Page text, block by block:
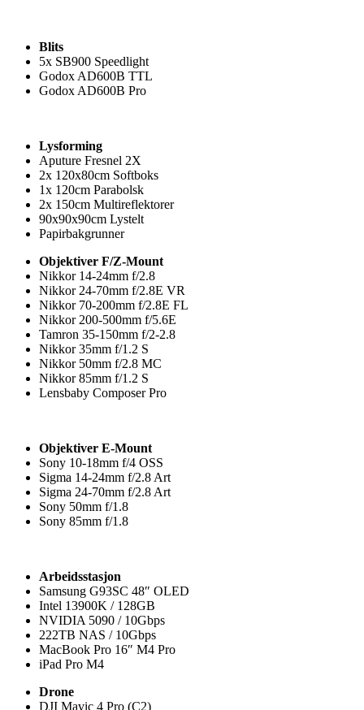
Blits
5x SB900 Speedlight
Godox AD600B TTL
Godox AD600B Pro
Lysforming
Aputure Fresnel 2X
2x 120x80cm Softboks
1x 120cm Parabolsk
2x 150cm Multireflektorer
90x90x90cm Lystelt
Papirbakgrunner
Objektiver F/Z-Mount
Nikkor 14-24mm f/2.8
Nikkor 24-70mm f/2.8E VR
Nikkor 70-200mm f/2.8E FL
Nikkor 200-500mm f/5.6E
Tamron 35-150mm f/2-2.8
Nikkor 35mm f/1.2 S
Nikkor 50mm f/2.8 MC
Nikkor 85mm f/1.2 S
Lensbaby Composer Pro
Objektiver E-Mount
Sony 10-18mm f/4 OSS
Sigma 14-24mm f/2.8 Art
Sigma 24-70mm f/2.8 Art
Sony 50mm f/1.8
Sony 85mm f/1.8
Arbeidsstasjon
Samsung G93SC 48″ OLED
Intel 13900K / 128GB
NVIDIA 5090 / 10Gbps
222TB NAS / 10Gbps
MacBook Pro 16″ M4 Pro
iPad Pro M4
Drone
DJI Mavic 4 Pro (C2)